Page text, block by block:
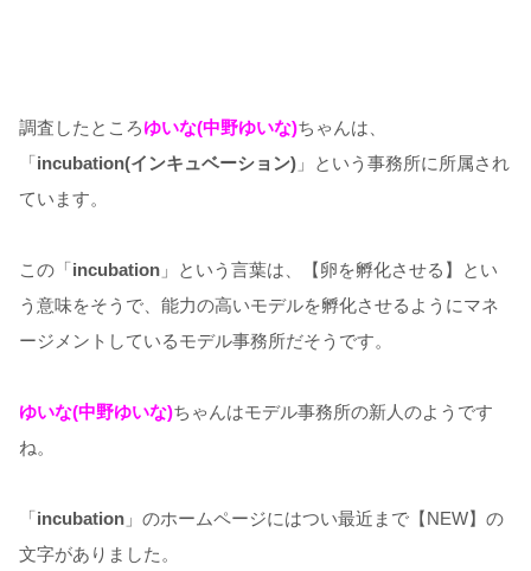
調査したところゆいな(中野ゆいな)ちゃんは、
「incubation(インキュベーション) 」という事務所に所属され
ています。
この「incubation 」という言葉は、【卵を孵化させる】とい
う意味をそうで、能力の高いモデルを孵化させるようにマネ
ージメントしているモデル事務所だそうです。
ゆいな(中野ゆいな)ちゃんはモデル事務所の新人のようです
ね。
「incubation 」のホームページにはつい最近まで【NEW】の
文字がありました。